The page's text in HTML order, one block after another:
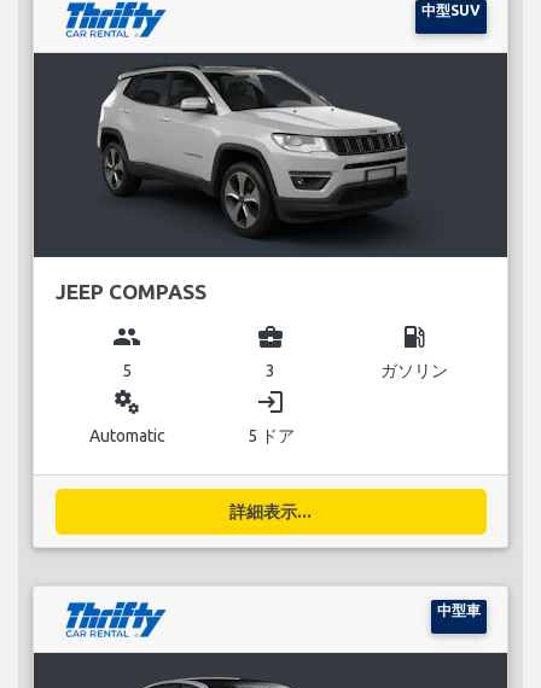
中型SUV
JEEP COMPASS
group
5
business_center
3
local_gas_station
ガソリン
miscellaneous_services
Automatic
login
5 ドア
詳細表示...
中型車